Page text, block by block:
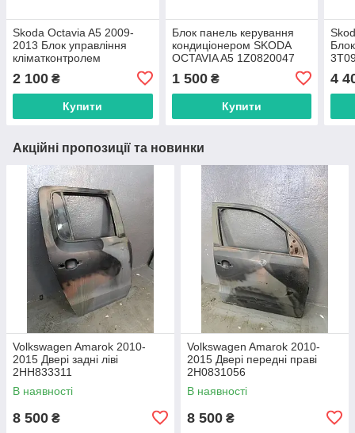
Skoda Octavia A5 2009-
2013 Блок управління
кліматконтролем
2 100 ₴
Купити
Блок панель керування
кондиціонером SKODA
OCTAVIA A5 1Z0820047
1 500₴
Купити
4
Акційні пропозиції та новинки
Volkswagen Amarok 2010-
2015 Двері задні ліві
2HH833311
В наявності
8 500 ₴
Volkswagen Amarok 2010-
2015 Двері передні праві
2H0831056
В наявності
8 500 ₴